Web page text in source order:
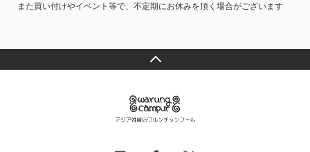
また買い付けやイベント等で、不定期にお休みを頂く場合がございます